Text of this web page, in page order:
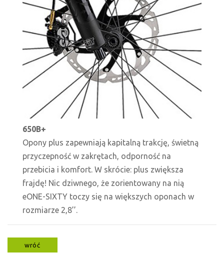
650B+
Opony plus zapewniają kapitalną trakcję, świetną
przyczepność w zakrętach, odporność na
przebicia i komfort. W skrócie: plus zwiększa
frajdę! Nic dziwnego, że zorientowany na nią
eONE-SIXTY toczy się na większych oponach w
rozmiarze 2,8’’.
wróć